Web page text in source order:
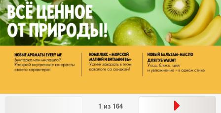
1 из 164